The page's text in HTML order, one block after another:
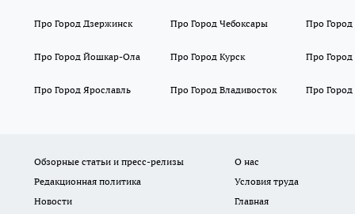
Про Город Дзержинск Про Город Чебоксары Про Город
Про Город Йошкар-Ола Про Город Курск Про
Про Город Ярославль Про Город Владивосток Про Город
Обзорные статьи и пресс-релизы О нас
Редакционная политика
Условия труда
Новости
Главная